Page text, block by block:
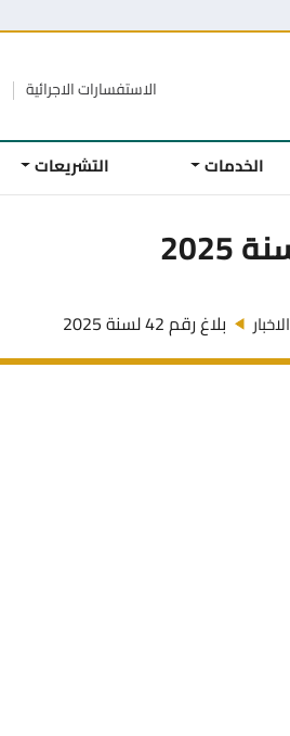
الاستفسارات الاجرائية
الخدمات التشريعات
الاخبار بلاغ رقم 42 لسنة 2025